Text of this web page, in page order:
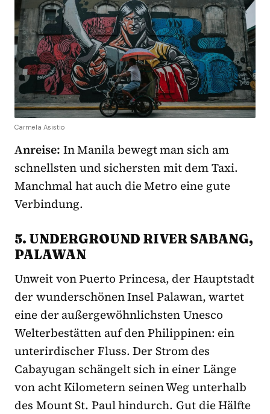
Carmela Asistio
Anreise: In Manila bewegt man sich am
schnellsten und sichersten mit dem Taxi.
Manchmal hat auch die Metro eine gute
Verbindung.
5. UNDERGROUND RIVER SABANG,
PALAWAN
Unweit von Puerto Princesa, der Hauptstadt
der wunderschönen Insel Palawan, wartet
eine der außergewöhnlichsten Unesco
Welterbestätten auf den Philippinen: ein
unterirdischer Fluss. Der Strom des
Cabayugan schängelt sich in einer Länge
von acht Kilometern seinen Weg unterhalb
des Mount St. Paul hindurch. Gut die Hälfte